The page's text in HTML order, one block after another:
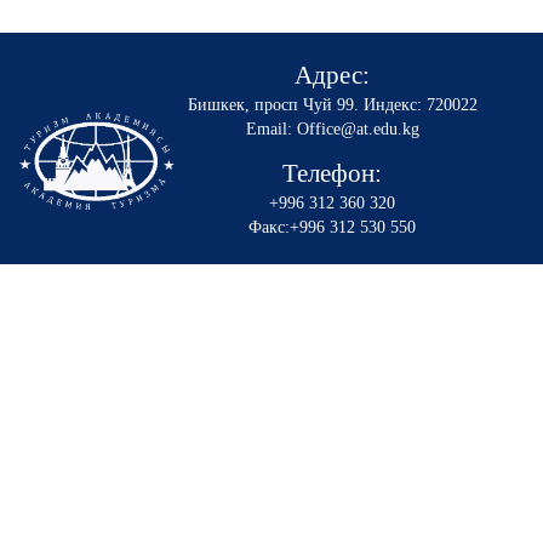
Адрес:
Бишкек, просп Чуй 99. Индекс: 720022
Email: Office@at.edu.kg
Телефон:
+996 312 360 320
Факс:+996 312 530 550